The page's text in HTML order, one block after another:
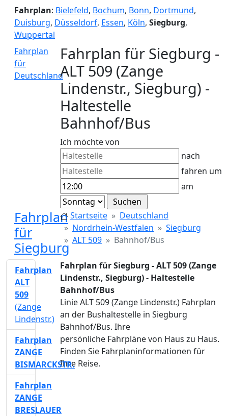
Fahrplan: Bielefeld, Bochum, Bonn, Dortmund,
Duisburg, Düsseldorf, Essen, Köln, Siegburg,
Wuppertal
Fahrplan
für
Deutschland
Fahrplan für Siegburg -
ALT 509 (Zange
Lindenstr., Siegburg) -
Haltestelle
Bahnhof/Bus
Ich möchte von
nach
fahren um
am
Fahrplan
für
Siegburg
Startseite
Deutschland
Nordrhein-Westfalen
Siegburg
ALT 509
Bahnhof/Bus
Fahrplan für Siegburg - ALT 509 (Zange
Lindenstr., Siegburg) - Haltestelle
Bahnhof/Bus
Linie ALT 509 (Zange Lindenstr.) Fahrplan
an der Bushaltestelle in Siegburg
Bahnhof/Bus. Ihre
persönliche Fahrpläne von Haus zu Haus.
Finden Sie Fahrplaninformationen für
Ihre Reise.
Fahrplan
ALT
509
(Zange
Lindenstr.)
Fahrplan
ZANGE
BISMARCKSTR.
Fahrplan
ZANGE
BRESLAUER